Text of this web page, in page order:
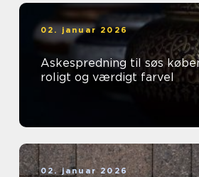
02. januar 2026
Askespredning til søs
roligt og værdigt farvel
02. januar 2026